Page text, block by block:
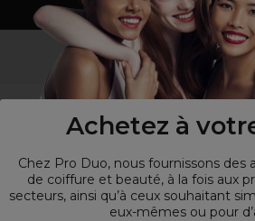
Achetez à
Chez Pro Duo, nous fournissons des
de coiffure et beauté, à la fois aux
secteurs, ainsi qu’à ceux souhaitant
eux-mêmes ou pour
Vous n’êtes pas un
Visitez notre site pourles